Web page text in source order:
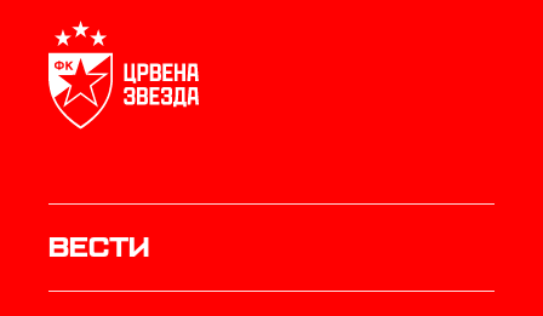
Вести